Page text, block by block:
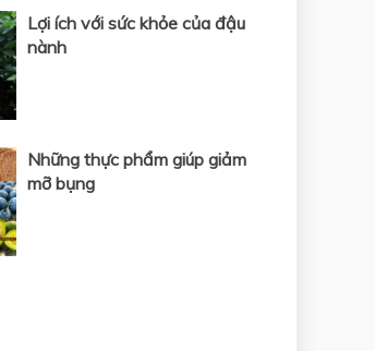
Lợi ích với sức khỏe của đậu
nành
Những thực phẩm giúp giảm
mỡ bụng